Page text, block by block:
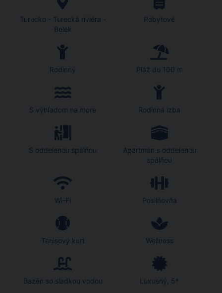
Turecko - Turecká riviéra -
Belek
Pobytové
Rodinný Pláž do 100 m
S výhľadom na more Rodinná izba
S oddelenou spálňou
Apartmán s oddelenou
spálňou
Wi-Fi Posilňovňa
Tenisový kurt Wellness
Bazén so sladkou vodou Luxusný, 5*